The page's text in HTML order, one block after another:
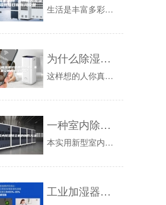
生活是丰富多彩的，生活场景更是不断变化的，回家离家、亲朋小聚、健身娱乐、睡眠小憩、闲适幽居这些场景变化，经常需要对家里的环境设备进行人为控制...
为什么除湿建议使用除湿机，不是空调的除湿模式？
这样想的人你真的了解空调除湿吗？空调除湿是什么样的？空调的除湿功能运用了制冷剂蒸发时，它吸收了大量的热量，这降低了蒸发器的表面温度。这个和除...
一种室内除湿除尘机的制作方法
本实用新型室内除湿除尘领域，具体是一种室内除湿除尘机。背景技术：除湿器又名除湿机，抽湿机，抽湿器。冷冻式除湿机属于制冷空调家庭中的一个小成员...
工业加湿器是有雾好，还是无雾好？各有千秋